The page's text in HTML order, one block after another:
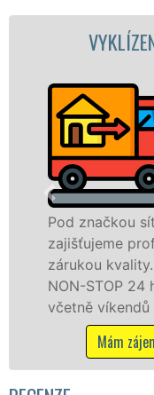
A VYKLÍZECÍ PRÁCE
v Hostomicích a
okrese Beroun
zajišťujeme
vyklízení, a to jak
jednotlivce, tak
obchodní
EXTRA VYKLÍZENÍ
a kvalitní
služby
denně, 7 dní v
svátků bez příplatků.
o vyklízení v Hostomicích